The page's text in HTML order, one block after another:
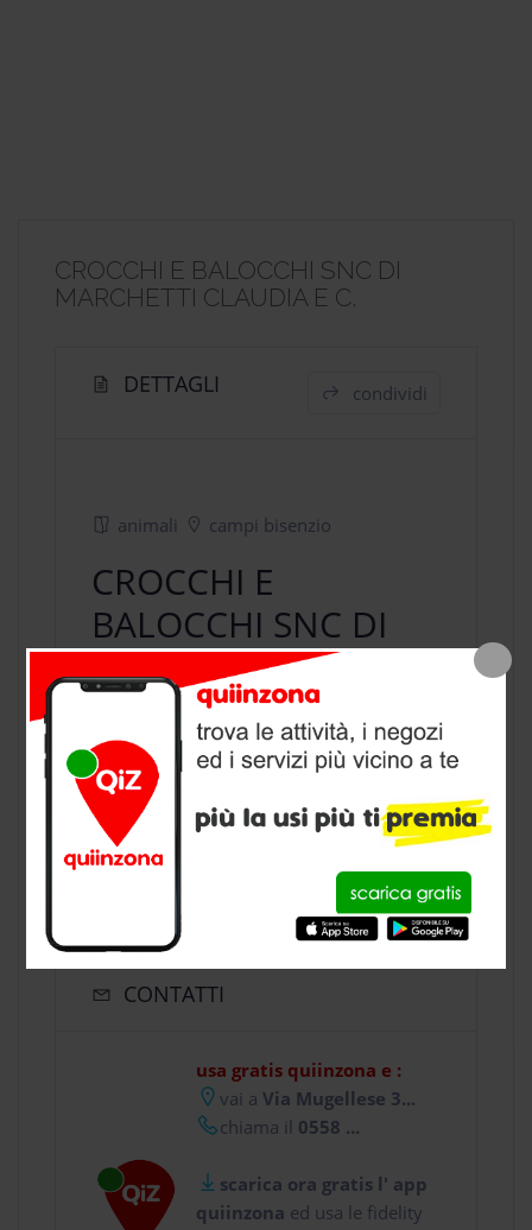
CROCCHI E BALOCCHI SNC DI
MARCHETTI CLAUDIA E C.
DETTAGLI condividi
animali campi bisenzio
CROCCHI E
BALOCCHI SNC DI
MARCHETTI
CLAUDIA E C.
negozio animali
provincia di Firenze
CONTATTI
usa gratis quiinzona e :
vai aVia Mugellese 3...
chiama il 0558 ...
scarica ora gratis l' app
quiinzona ed usa le fidelity